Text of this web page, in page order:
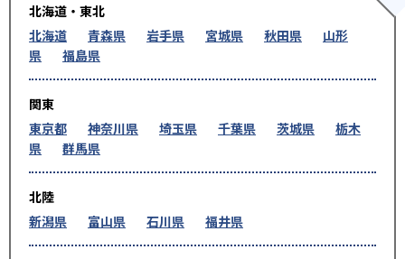
北海道・東北
北海道
青森県 岩手県 宮城県 秋田県
山形
県
福島県
関東
東京都
神奈川県 埼玉県 千葉県 茨城県
栃木
県
群馬県
北陸
新潟県
富山県 石川県 福井県